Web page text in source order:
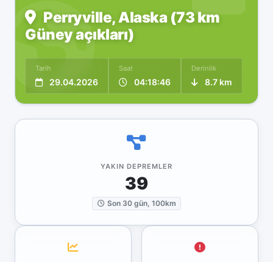
Perryville, Alaska (73 km
Güney açıkları)
Tarih
29.04.2026
Saat
04:18:46
Derinlik
8.7 km
YAKIN DEPREMLER
39
Son 30 gün, 100km